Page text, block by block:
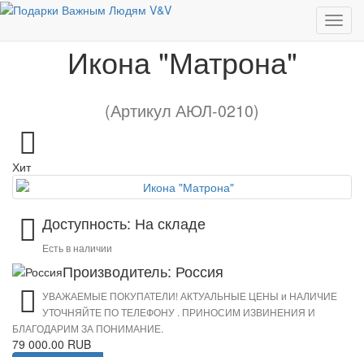
Икона "Матрона"
Икона "Матрона"
(Артикул АЮЛ-0210)
Хит
Доступность: На складе
Есть в наличии
Производитель: Россия
УВАЖАЕМЫЕ ПОКУПАТЕЛИ! АКТУАЛЬНЫЕ ЦЕНЫ и НАЛИЧИЕ
УТОЧНЯЙТЕ ПО ТЕЛЕФОНУ . ПРИНОСИМ ИЗВИНЕНИЯ И
БЛАГОДАРИМ ЗА ПОНИМАНИЕ.
79 000.00 RUB